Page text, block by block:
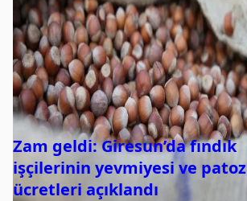
Zam geldi: Giresun’da fındık
işçilerinin yevmiyesi ve patoz
ücretleri açıklandı